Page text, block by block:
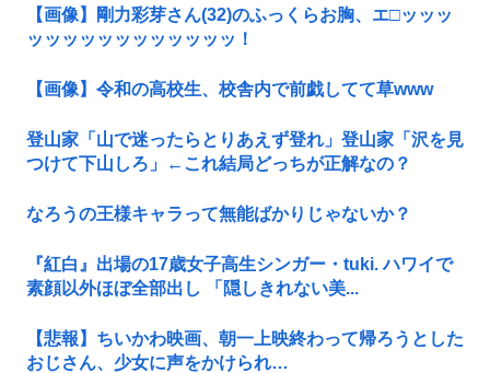
【画像】剛力彩芽さん(32)のふっくらお胸、エ□ッッッ
ッッッッッッッッッッッッ！
【画像】令和の高校生、校舎内で前戯してて草www
登山家「山で迷ったらとりあえず登れ」登山家「沢を見
つけて下山しろ」←これ結局どっちが正解なの？
なろうの王様キャラって無能ばかりじゃないか？
『紅白』出場の17歳女子高生シンガー・tuki. ハワイで
素顔以外ほぼ全部出し 「隠しきれない美...
【悲報】ちいかわ映画、朝一上映終わって帰ろうとした
おじさん、少女に声をかけられ…